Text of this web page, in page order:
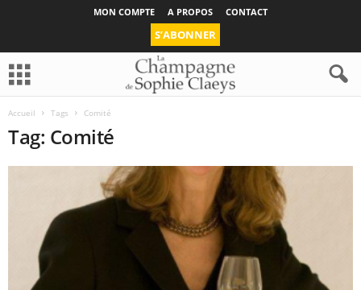
MON COMPTE A PROPOS CONTACT
S’ABONNER
Accueil Tags Comité
Tag: Comité